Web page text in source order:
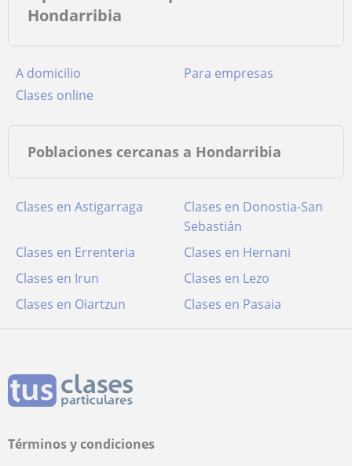
Hondarribia
a domicilio
para empresas
clases online
Poblaciones cercanas a Hondarribia
Clases en Astigarraga
Clases en Donostia-San
Sebastián
Clases en Errenteria
Clases en Hernani
Clases en Irun
Clases en Lezo
Clases en Oiartzun
Clases en Pasaia
Términos y condiciones